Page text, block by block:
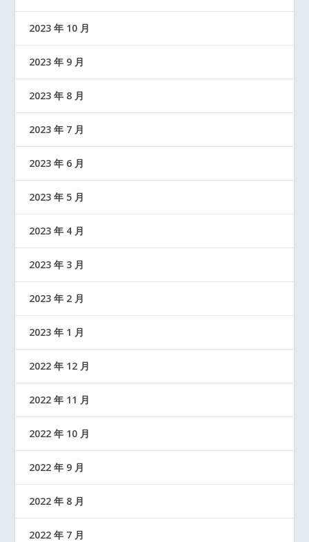
2023 年 10 月
2023 年 9 月
2023 年 8 月
2023 年 7 月
2023 年 6 月
2023 年 5 月
2023 年 4 月
2023 年 3 月
2023 年 2 月
2023 年 1 月
2022 年 12 月
2022 年 11 月
2022 年 10 月
2022 年 9 月
2022 年 8 月
2022 年 7 月